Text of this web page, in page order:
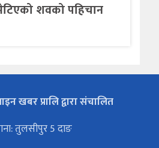
शवको पहिचान
खबर प्रालि द्वारा संचालित
तुलसीपुर 5 दाङ